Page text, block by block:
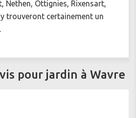
Nethen, Ottignies, Rixensart,
y trouveront certainement un
.
pour jardin à Wavre